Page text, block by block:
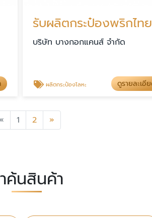
บริษัท บางกอกแคนส์ จำกัด
ผลิตกระป๋องโลหะ ดูรายละเอี
« Previous
1 2 »
ค้นสินค้า